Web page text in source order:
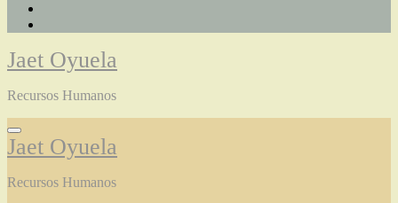
Jaet Oyuela
Recursos Humanos
Jaet Oyuela
Recursos Humanos